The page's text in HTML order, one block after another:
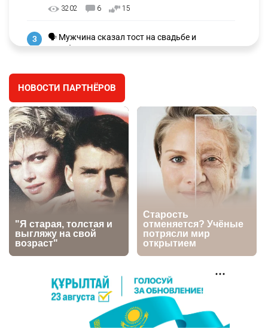
3202 6 15
3
🗣 Мужчина сказал тост на свадьбе и
заработал уголовное дело
⚠️ Доброе утро, друзья! Предлагаем обзор
главных новостей за 4 августа
2741 0 1
5
🗣Глава государства направил телеграмму
соболезнования родным и близким Халық
қаһарманы Ивана Гапича
2733 2 42
6
🇫🇷 Клуб ПСЖ объявил об открытии своей
футбольной академии в Астане
🚗 Казахстанцев убедили оформить
автокредиты за вознаграждение
2711 0 11
НОВОСТИ ПАРТНЁРОВ